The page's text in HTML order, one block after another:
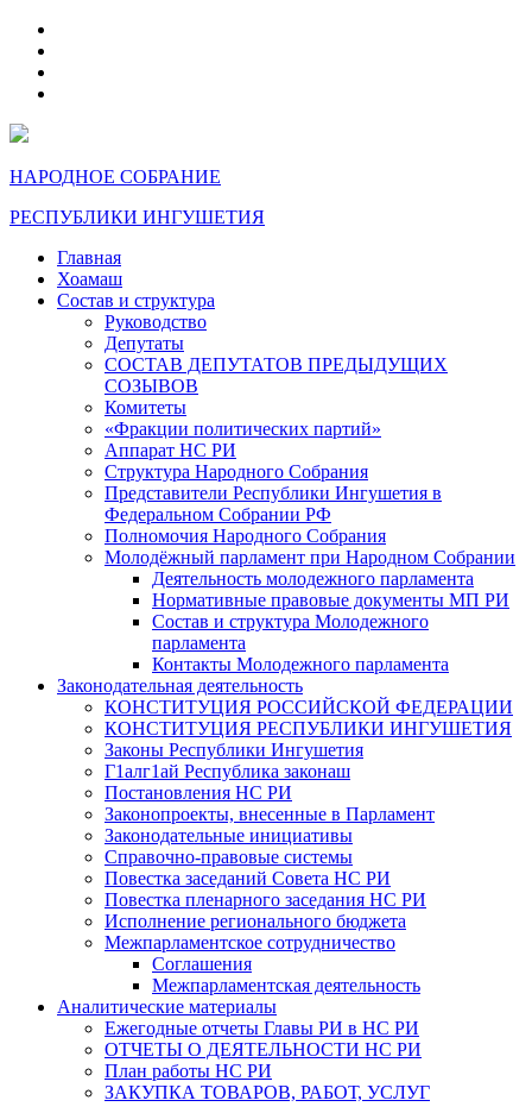
НАРОДНОЕ СОБРАНИЕ
РЕСПУБЛИКИ ИНГУШЕТИЯ
Главная
Хоамаш
Состав и структура
Руководство
Депутаты
СОСТАВ ДЕПУТАТОВ ПРЕДЫДУЩИХ
СОЗЫВОВ
Комитеты
«Фракции политических партий»
Аппарат НС РИ
Структура Народного Собрания
Представители Республики Ингушетия в
Федеральном Собрании РФ
Полномочия Народного Собрания
Молодёжный парламент при Народном Собрании
Деятельность молодежного парламента
Нормативные правовые документы МП РИ
Состав и структура Молодежного
парламента
Контакты Молодежного парламента
Законодательная деятельность
КОНСТИТУЦИЯ РОССИЙСКОЙ ФЕДЕРАЦИИ
КОНСТИТУЦИЯ РЕСПУБЛИКИ ИНГУШЕТИЯ
Законы Республики Ингушетия
Г1алг1ай Республика законаш
Постановления НС РИ
Законопроекты, внесенные в Парламент
Законодательные инициативы
Справочно-правовые системы
Повестка заседаний Совета НС РИ
Повестка пленарного заседания НС РИ
Исполнение регионального бюджета
Межпарламентское сотрудничество
Соглашения
Межпарламентская деятельность
Аналитические материалы
Ежегодные отчеты Главы РИ в НС РИ
ОТЧЕТЫ О ДЕЯТЕЛЬНОСТИ НС РИ
План работы НС РИ
ЗАКУПКА ТОВАРОВ, РАБОТ, УСЛУГ